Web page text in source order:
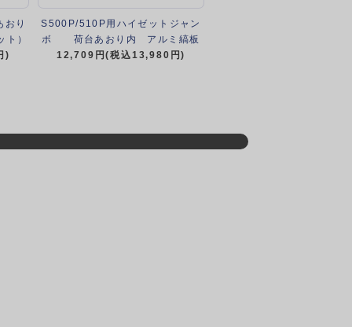
り
）
)
S500P/510P用ハイゼットジャン
ボ 荷台あおり内 アルミ縞板
プレート（3辺セット）
12,709円(税込13,980円)